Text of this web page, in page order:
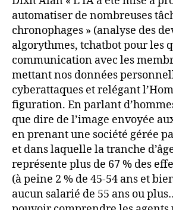
automatiser de nombreuses
chronophages » (analyse des
algorythmes, tchatbot pour les
communication avec les
mettant nos données
cyberattaques et relégant
figuration. En parlant
que dire de l’image envoyée
en prenant une société gérée
et dans laquelle la tranche
représente plus de 67 % des
(à peine 2 % de 45-54 ans et
aucun salarié de 55 ans ou